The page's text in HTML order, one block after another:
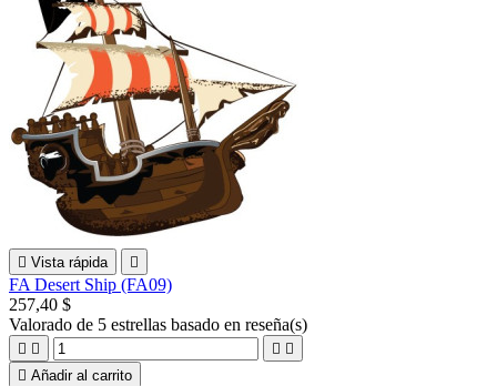
 Vista rápida 
FA Desert Ship (FA09)
257,40 $
Valorado de 5 estrellas basado en reseña(s)
   
 Añadir al carrito